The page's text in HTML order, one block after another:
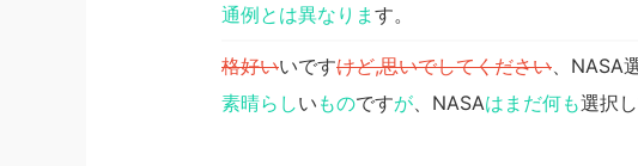
通例とは異なりま す。
格好いいですけど,思いでしてください 、NASA
素晴らしい ものですが 、NASAはまだ何も選択